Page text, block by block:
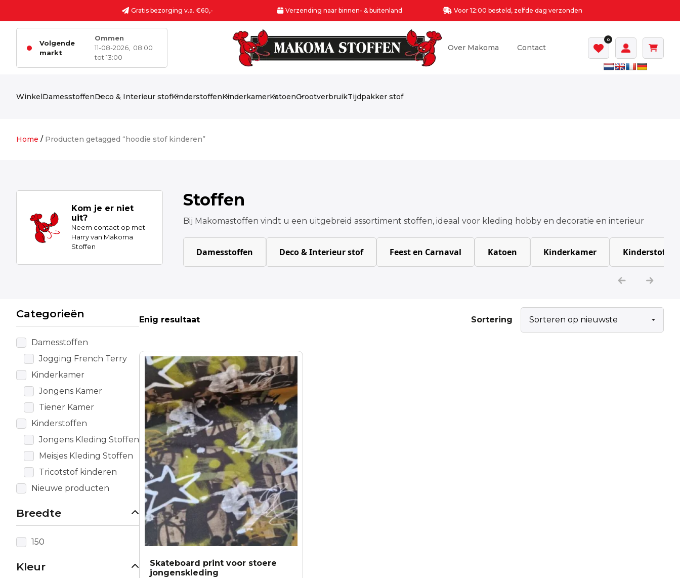
Gratis bezorging v.a. €60,- Verzending naar binnen- & buitenland Voor 12:00 besteld, zelfde dag verzonden
Volgende
markt
Ommen
11-08-2026,
08:00
tot 13:00
Over Makoma Contact
0
WinkelDamesstoffenDeco & Interieur stofKinderstoffenKinderkamerKatoenGrootverbruikTijdpakker stof
Home / Producten getagged “hoodie stof kinderen”
Kom je er niet
uit?
Neem contact op met
Harry van Makoma
Stoffen
Stoffen
Bij Makomastoffen vindt u een uitgebreid assortiment stoffen, ideaal voor kleding hobby en decoratie en interieur
Damesstoffen Deco & Interieur stof Feest en Carnaval Katoen Kinderkamer Kinderstoffen
Categorieën
Damesstoffen
Jogging French Terry
Kinderkamer
Jongens Kamer
Tiener Kamer
Kinderstoffen
Jongens Kleding Stoffen
Meisjes Kleding Stoffen
Tricotstof kinderen
Nieuwe producten
Breedte
150
Kleur
Enig resultaat Sortering
Skateboard print voor stoere
jongenskleding